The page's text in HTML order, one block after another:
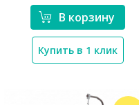
В корзину
Купить в 1 клик